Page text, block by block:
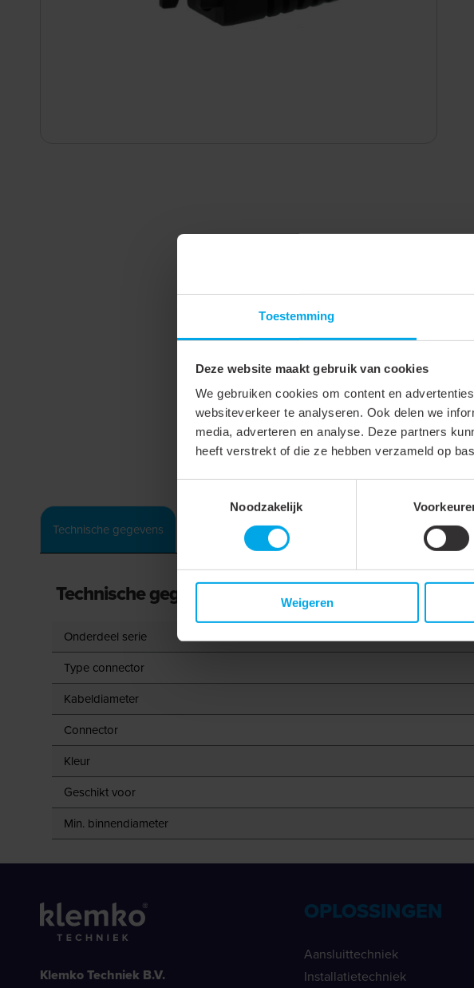
Toestemming
Deze website maakt gebruik van cookies
We gebruiken cookies om content en
websiteverkeer te analyseren. Ook delen we
media, adverteren en analyse. Deze partners
heeft verstrekt of die ze hebben verzameld op
Noodzakelijk
Weigeren
Technische gegevens
Technische gegevens
Onderdeel serie
Type connector
Kabeldiameter
Connector
Kleur
Geschikt voor
Min. binnendiameter
Klemko Techniek B.V.
OPLOSSINGEN
Aansluittechniek
Installatietechniek